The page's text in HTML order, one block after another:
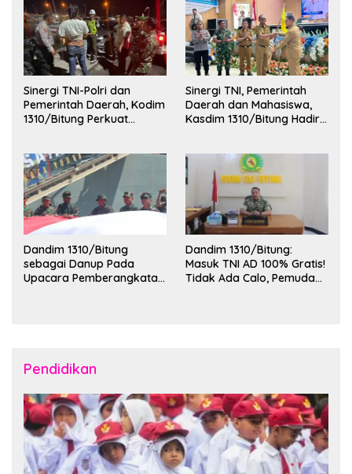
Sinergi TNI-Polri dan
Pemerintah Daerah, Kodim
1310/Bitung Perkuat
Sinergi TNI, Pemerintah
Daerah dan Mahasiswa,
Kasdim 1310/Bitung Hadiri
Kota Bitung
Dandim 1310/Bitung
sebagai Danup Pada
Upacara Pemberangkatan
Dandim 1310/Bitung:
Masuk TNI AD 100% Gratis!
Tidak Ada Calo, Pemuda
Pendidikan